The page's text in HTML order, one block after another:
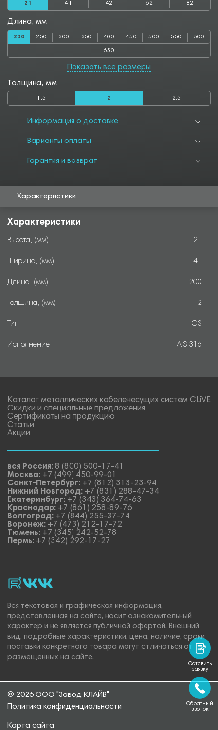
21 41 42 62 82
Длина, мм
200 250 300 350 400 450 500 550 600
650
Показать все размеры
Толщина, мм
1.5 2 2.5
Информация о доставке
Варианты оплаты
Гарантия и возврат
Характеристики
Характеристики
Высота, (мм) 21
Ширина, (мм) 41
Длина, (мм) 200
Толщина, (мм) 2
Тип CS
Исполнение AISI316
Каталог металлических кабеленесущих систем CLiVE
Скидки и специальные предложения
Сертификаты на продукцию
Статьи
Акции
вся Россия: 8 (800) 500-17-41
Москва: +7 (499) 450-99-01
Санкт-Петербург: +7 (812) 313-23-94
Нижний Новгород: +7 (831) 288-47-34
Екатеринбург: +7 (343) 364-74-63
Краснодар: +7 (861) 258-89-76
Волгоград: +7 (844) 255-37-74
Воронеж: +7 (473) 212-17-72
Тюмень: +7 (345) 242-52-78
Пермь: +7 (342) 292-17-27
rutubevk_video.
Vk.
Вся текстовая и графическая информация,
представленная на сайте, носит ознакомительный
характер и не является публичной офертой. Внешний
вид, подробные характеристики, цена, наличие, сроки
поставки конкретного товара могут отличаться от
размещенных на сайте.
© 2026 ООО "Завод КЛАЙВ"
Политика конфиденциальности
Карта сайта
Оставить
заявку
Обратный
звонок